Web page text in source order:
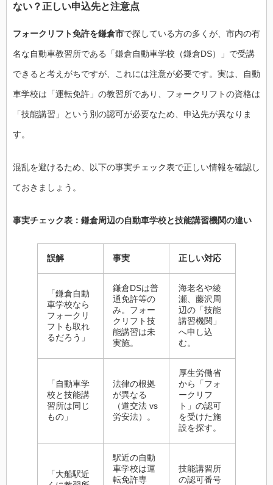
ない？正しい申込先と注意点
フォークリフト免許を鎌倉市で探している方の多くが、市内の有
名な自動車教習所である「鎌倉自動車学校（鎌倉DS）」で受講
できると考えがちですが、これには注意が必要です。実は、自動
車学校は「運転免許」の教習所であり、フォークリフトの資格は
「技能講習」という別の認可が必要なため、申込先が異なりま
す。
混乱を避けるため、以下の事実チェック表で正しい情報を確認し
ておきましょう。
事実チェック表：鎌倉周辺の自動車学校と技能講習機関の違い
誤解 事実 正しい対応
「鎌倉自動
車学校なら
フォークリ
フトも取れ
るだろう」
鎌倉DSは普
通免許等の
み。フォー
クリフト技
能講習は未
実施。
海老名や綾
瀬、藤沢周
辺の「技能
講習機関」
へ申し込
む。
「自動車学
校と技能講
習所は同じ
もの」
法律の根拠
が異なる
（道交法 vs
労安法）。
厚生労働省
から「フォ
ークリフ
ト」の認可
を受けた施
設を探す。
「大船駅近
駅近の自動
車学校は運
転免許専
技能講習所
の認可番号